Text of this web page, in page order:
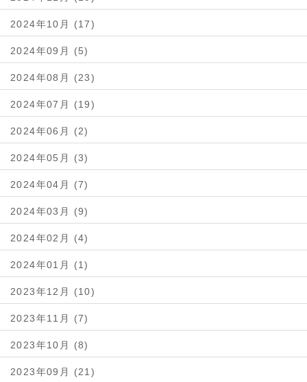
2024年10月 (17)
2024年09月 (5)
2024年08月 (23)
2024年07月 (19)
2024年06月 (2)
2024年05月 (3)
2024年04月 (7)
2024年03月 (9)
2024年02月 (4)
2024年01月 (1)
2023年12月 (10)
2023年11月 (7)
2023年10月 (8)
2023年09月 (21)